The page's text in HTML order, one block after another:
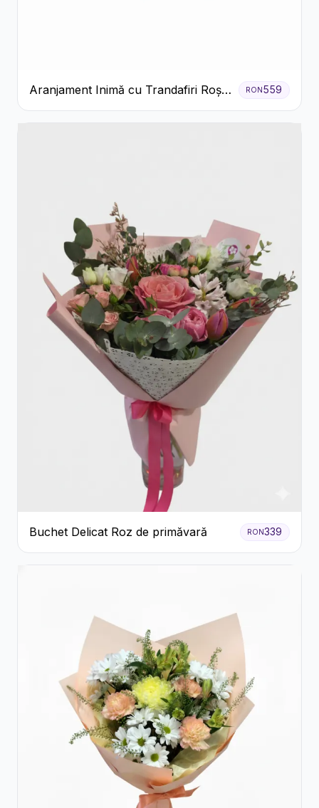
Aranjament Inimă cu Trandafiri Roșii
și Ciocolată Ferrero Rocher
RON559
Buchet Delicat Roz de primăvară RON339